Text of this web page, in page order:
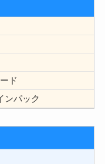
ド
ンパック